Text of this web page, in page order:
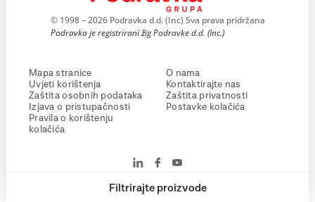
Filtrirajte proizvode
© 1998 – 2026 Podravka d.d. (Inc) Sva prava pridržana
Podravka je registrirani žig Podravke d.d. (Inc.)
Mapa stranice
Uvjeti korištenja
Zaštita osobnih podataka
Izjava o pristupačnosti
Pravila o korištenju
kolačića
O nama
Kontaktirajte nas
Zaštita privatnosti
Postavke kolačića